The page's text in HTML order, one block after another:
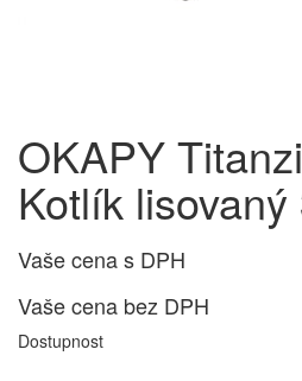
OKAPY
Kotlík
Vaše cena s DPH
Vaše cena bez DPH
Dostupnost